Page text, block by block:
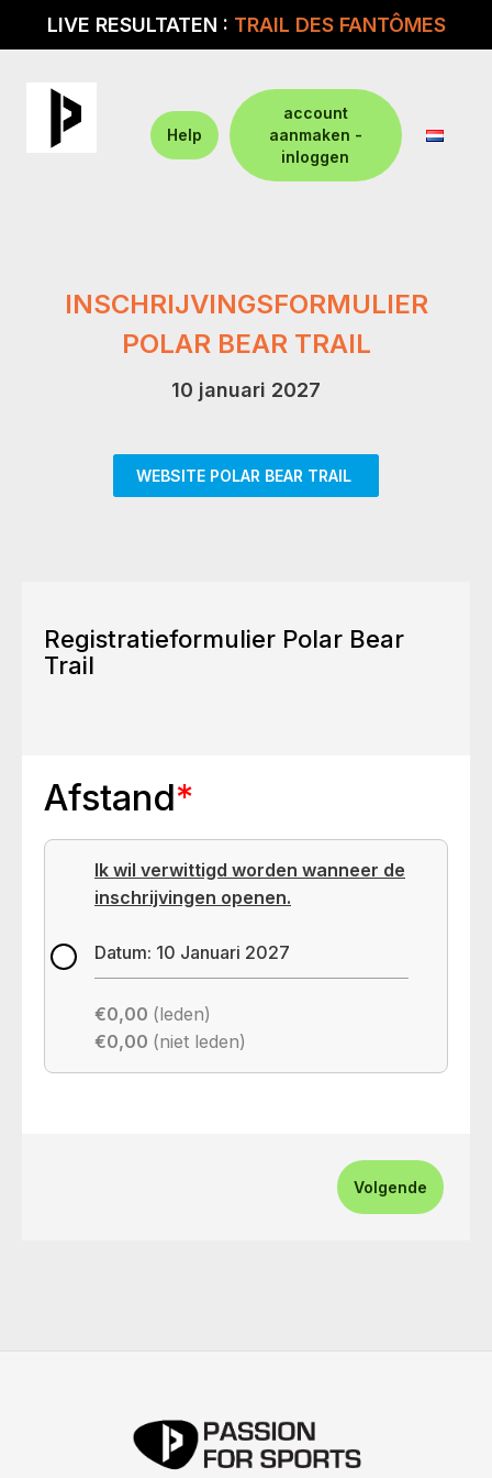
LIVE RESULTATEN : TRAIL DES FANTÔMES
Help
account
aanmaken -
inloggen
INSCHRIJVINGSFORMULIER
POLAR BEAR TRAIL
10 januari 2027
WEBSITE POLAR BEAR TRAIL
Registratieformulier Polar Bear
Trail
Afstand*
Ik wil verwittigd worden wanneer de
inschrijvingen openen.
Datum: 10 Januari 2027
€0,00 (leden)
€0,00 (niet leden)
Volgende